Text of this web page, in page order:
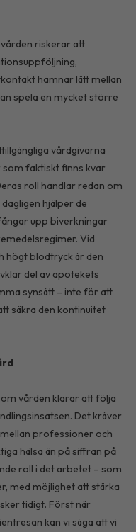
riskerar att
hamnar lätt mellan
spela en mycket större
vårdgivarna
faktiskt finns kvar
roll handlar redan om
hjälper de
upp biverkningar
Vid
högt blodtryck är den
del av apotekets
synsätt – inte för att
säkra den kontinuitet
vården klarar att följa
Det kräver
professioner och
hälsa än på siffran på
roll i det arbetet – som
med möjlighet att stärka
tidigt. Först när
kan vi säga att vi